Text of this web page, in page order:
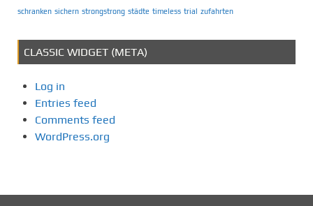
schranken sichern strongstrong städte timeless trial zufahrten
CLASSIC WIDGET (META)
Log in
Entries feed
Comments feed
WordPress.org